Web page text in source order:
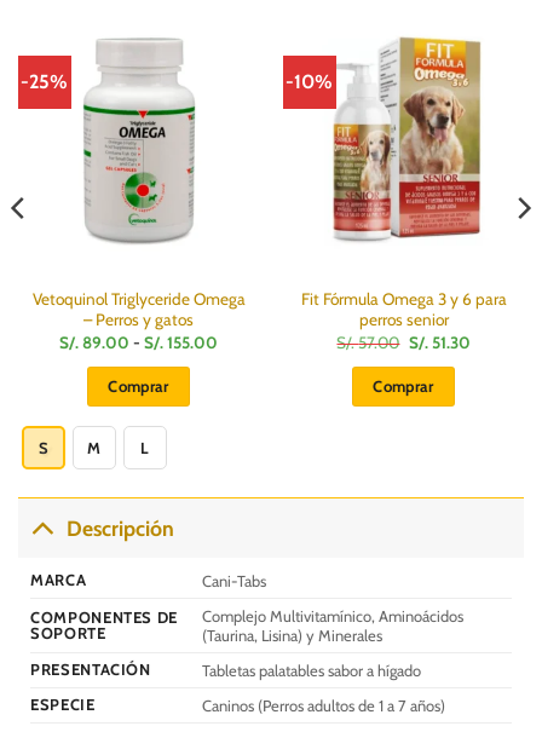
-25%
Vetoquinol Triglyceride Omega
– Perros y gatos
S/.89.00 - S/.155.00
Comprar
producto
tiene
múltiples
variantes.
pueden
en
S M L
-10%
Fit Fórmula Omega 3 y 6 para
perros senior
S/.57.00 El
precio
original
era:
S/.
S/. 51.30El
Comprar
Descripción
MARCA
Cani-Tabs
COMPONENTES DE
SOPORTE
Complejo Multivitamínico, Aminoácidos
(Taurina, Lisina) y Minerales
PRESENTACIÓN
Tabletas palatables sabor a hígado
ESPECIE
Caninos (Perros adultos de 1 a 7 años)